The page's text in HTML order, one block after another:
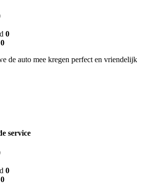
0
0
de auto mee kregen perfect en vriendelijk
service
0
0